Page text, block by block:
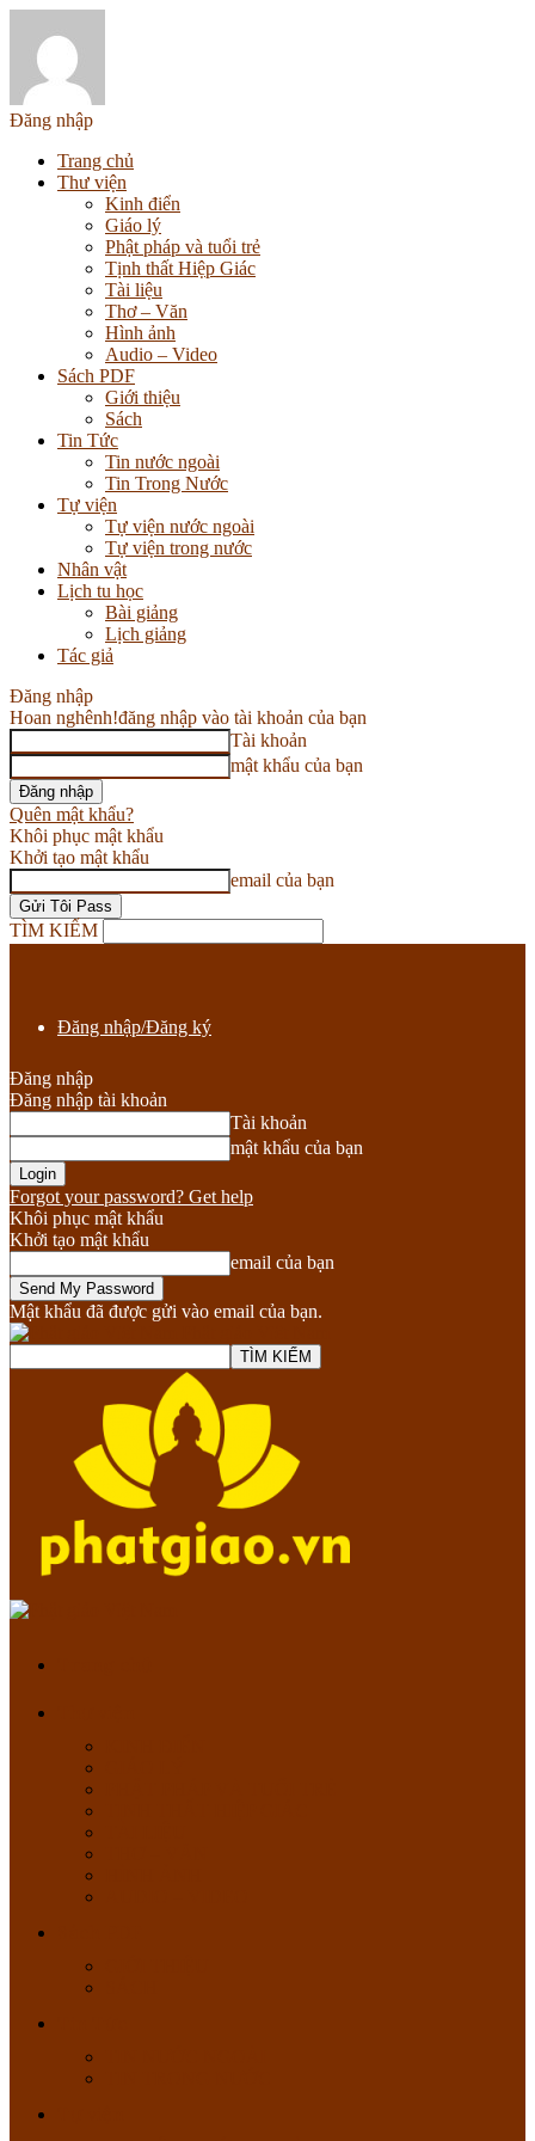
Đăng nhập
Trang chủ
Thư viện
Kinh điển
Giáo lý
Phật pháp và tuổi trẻ
Tịnh thất Hiệp Giác
Tài liệu
Thơ – Văn
Hình ảnh
Audio – Video
Sách PDF
Giới thiệu
Sách
Tin Tức
Tin nước ngoài
Tin Trong Nước
Tự viện
Tự viện nước ngoài
Tự viện trong nước
Nhân vật
Lịch tu học
Bài giảng
Lịch giảng
Tác giả
Đăng nhập
Hoan nghênh!đăng nhập vào tài khoản của bạn
Tài khoản
mật khẩu của bạn
Quên mật khẩu?
Khôi phục mật khẩu
Khởi tạo mật khẩu
email của bạn
TÌM KIẾM
Đăng nhập/Đăng ký
Đăng nhập
Đăng nhập tài khoản
Tài khoản
mật khẩu của bạn
Forgot your password? Get help
Khôi phục mật khẩu
Khởi tạo mật khẩu
email của bạn
Mật khẩu đã được gửi vào email của bạn.